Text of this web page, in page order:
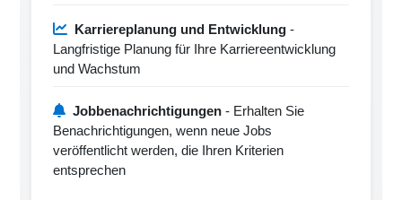
Karriereplanung und Entwicklung -
Langfristige Planung für Ihre Karriereentwicklung
und Wachstum
Jobbenachrichtigungen - Erhalten Sie
Benachrichtigungen, wenn neue Jobs
veröffentlicht werden, die Ihren Kriterien
entsprechen